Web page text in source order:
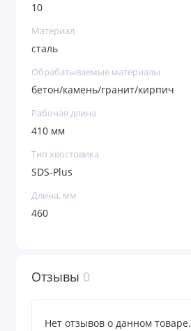
10
Материал
сталь
Обрабатываемые материалы
бетон/камень/гранит/кирпич
Рабочая длина
410 мм
Тип хвостовика
SDS-Plus
Длина, мм
460
Отзывы 0
Нет отзывов о данном товаре.